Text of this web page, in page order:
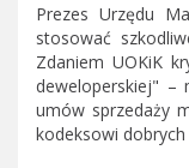
Prezes Urzędu
stosować
Zdaniem UOKiK
deweloperskiej" –
umów sprzedaży
kodeksowi